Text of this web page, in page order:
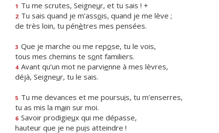
1 Tu me scrutes, Seigneur, et tu sais ! +
2 Tu sais quand je m’assois, quand je me lève ;
de très loin, tu pénètres mes pensées.
3 Que je marche ou me repose, tu le vois,
tous mes chemins te sont familiers.
4 Avant qu’un mot ne parvienne à mes lèvres,
déjà, Seigneur, tu le sais.
5 Tu me devances et me poursuis, tu m’enserres,
tu as mis la main sur moi.
6 Savoir prodigieux qui me dépasse,
hauteur que je ne puis atteindre !